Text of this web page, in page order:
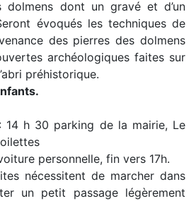
dolmens dont un gravé et d’un
évoqués les techniques de
des pierres des dolmens
archéologiques faites sur
préhistorique.
h 30 parking de la mairie, Le
personnelle, fin vers 17h.
nécessitent de marcher dans
un petit passage légèrement